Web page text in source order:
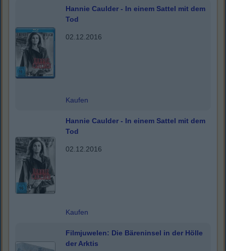
Hannie Caulder - In einem Sattel mit dem
Tod
02.12.2016
Kaufen
Hannie Caulder - In einem Sattel mit dem
Tod
02.12.2016
Kaufen
Filmjuwelen: Die Bäreninsel in der Hölle
der Arktis